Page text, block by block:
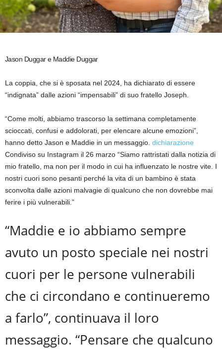
Jason Duggar e Maddie Duggar
La coppia, che si è sposata nel 2024, ha dichiarato di essere
“indignata” dalle azioni “impensabili” di suo fratello Joseph.
“Come molti, abbiamo trascorso la settimana completamente
scioccati, confusi e addolorati, per elencare alcune emozioni”,
hanno detto Jason e Maddie in un messaggio. dichiarazione
Condiviso su Instagram il 26 marzo “Siamo rattristati dalla notizia di
mio fratello, ma non per il modo in cui ha influenzato le nostre vite. I
nostri cuori sono pesanti perché la vita di un bambino è stata
sconvolta dalle azioni malvagie di qualcuno che non dovrebbe mai
ferire i più vulnerabili.”
“Maddie e io abbiamo sempre
avuto un posto speciale nei nostri
cuori per le persone vulnerabili
che ci circondano e continueremo
a farlo”, continuava il loro
messaggio. “Pensare che qualcuno